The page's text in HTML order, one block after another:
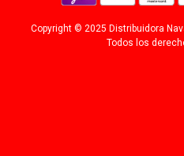
Copyright © 2025 Distribuidora
Todos los